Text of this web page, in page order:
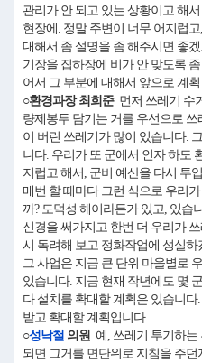
관리가 안 되고 있는 상황이고 해
현장에. 정말 주변이 너무 어지럽
대해서 좀 설명을 좀 해주시면 좋
기장을 집하장에 비가 안 맞도록
어서 그 부분에 대해서 앞으로 계
○환경과장 최희준먼저 쓰레기 수
량제봉투 담기는 거를 우선으로
이 버린 쓰레기가 많이 있습니다.
니다. 우리가 또 군에서 인자 하도
지럽고 해서, 군비 예산을 다시 투
매번 할 때마다 그런 식으로 우리
까? 도덕성 해이라든가 있고, 있습
신경을 써가지고 한번 더 우리가
시 독려해 보고 정화작업에 성실
그 사업은 지금 큰 단위 마을별로
있습니다. 지금 현재 작년에도 몇
다 설치를 확대할 계획은 있습니
받고 확대할 계획입니다.
○성낙철 의원 예, 쓰레기 투기하는
되면 그거를 면단위로 지침을 주